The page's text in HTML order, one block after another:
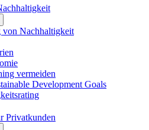
von Nachhaltigkeit
vermeiden
Development Goals
Privatkunden